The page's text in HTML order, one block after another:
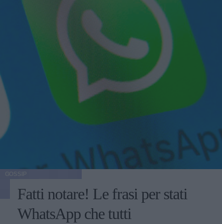
Fatti notare! Le frasi per stati
WhatsApp che tutti